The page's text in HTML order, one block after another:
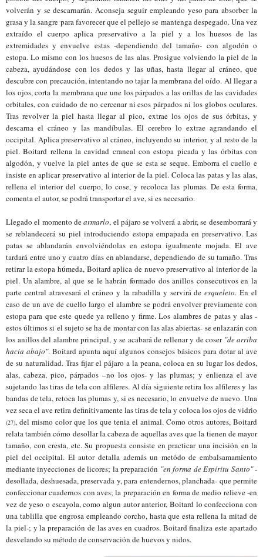
volverán y se descarnarán. Aconseja seguir empleando yeso para absorber la
grasa y la sangre para favorecerqueel pellejo se mantenga despegado. Una vez
extraído el cuerpo aplica preservativo a la piel y a los huesos de las
extremidades y envuelve estas -dependiendo del tamaño- con algodón o
estopa. Lo mismo con los huesos de las alas. Prosigue volviendo la piel de la
cabeza, ayudándose con los dedos y las uñas, hasta llegar al cráneo, que
descubre con precaución, intentando notajar la membrana del oído. Al llegar a
los ojos, corta la membrana que une los párpados a las orillas de las cavidades
orbitales, con cuidado de no cercenarni esos párpados ni los globos oculares.
Tras revolver la piel hasta llegar al pico, extrae los ojos de sus órbitas, y
descarna el cráneo y las mandíbulas. El cerebro lo extrae agrandando el
occipital. Aplica preservativo al cráneo, incluyendo su interior, y al resto de la
piel. Boitard rellena la cavidad craneal con estopa picada y las órbitas con
algodón, y vuelve la piel antes de que se esta se seque. Emborra el cuello e
insiste en aplicar preservativo al interior de la piel. Coloca las patas y las alas,
rellena el interior del cuerpo, lo cose, y recoloca las plumas. De esta forma,
comenta el autor, se podrá transportar el ave, si es necesario.
Llegado el momento dearmarlo, el pájaro se volverá a abrir, se desemborrará y
se reblandecerásu piel introduciendo estopa empapada en preservativo. Las
patas se ablandarán envolviéndolas en estopa igualmente mojada. El ave
tardará entre uno y cuatro días en ablandarse, dependiendo de su tamaño. Tras
retirar la estopa húmeda, Boitard aplica de nuevo preservativo al interior de la
piel. Un alambre, al que se le habrán formado dos anillos consecutivos en la
parte central atravesará el cráneo y la rabadilla y servirá deesqueleto. En el
caso de un ave de cuello largo el alambre se podrá envolver previamente con
estopa para que este quede ya relleno y firme. Los alambres de patas y alas -
estos últimos si el sujeto se ha de montar con las alas abiertas- se enlazarán con
los anillos del alambre principal, y se acabará de rellenar y decoser "de arriba
hacia abajo". Boitard apunta aquí algunos consejos básicos para dotar al ave
de su naturalidad. Tras fijar el pájaro a la peana, coloca en su lugar los dedos,
alas, cabeza, pico, párpados –no los ojos- y las plumas; y enlienza el ave
sujetando las tiras de tela con alfileres. Al día siguiente retira los alfileres y las
bandas de tela, retoca las plumas y, si es necesario, lo envuelve de nuevo. Una
vez seca el ave retira definitivamente las tiras de tela y coloca los ojos devidrio
(27), del mismo color que los que tenia el animal. Como otros autores, Boitard
relata también cómo desollar la cabeza de aquellas aves que la tienen de mayor
tamaño, con cresta, etc. Su propuesta consiste en practicar una incisión en la
piel del occipital. El autor detalla además un metódo de embalsamamiento
mediante inyecciones de licores; la preparación "en forma de Espíritu Santo"-
desollada, deshuesada, preservada y, para entendernos, planchada- que permite
confeccionar cuadernos con aves; la preparación en forma de medio relieve -en
vez de yeso o escayola, como algun autor anterior, Boitard lo confecciona con
una tablilla que engrosa empleando corcho, hasta que esta rellena la mitad de
la piel-; y la preparación de las aves en cuadros. Boitard finaliza este apartado
desvelando su método de conservación de huevos y nidos.